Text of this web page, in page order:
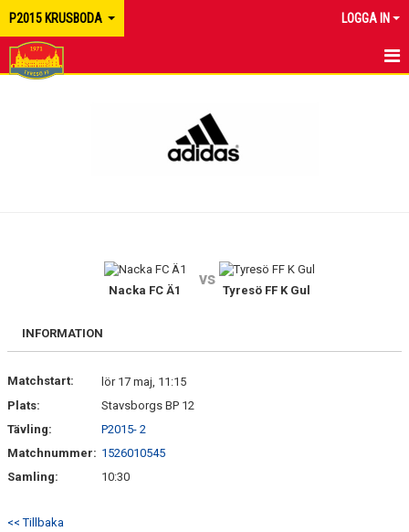
P2015 KRUSBODA LOGGA IN
DOKUMENT
Nacka FC Ä1
vs
Tyresö FF K Gul
INFORMATION
Matchstart:
lör 17 maj, 11:15
Plats:
Stavsborgs BP 12
Tävling:
P2015- 2
Matchnummer: 1526010545
Samling:
10:30
<< Tillbaka